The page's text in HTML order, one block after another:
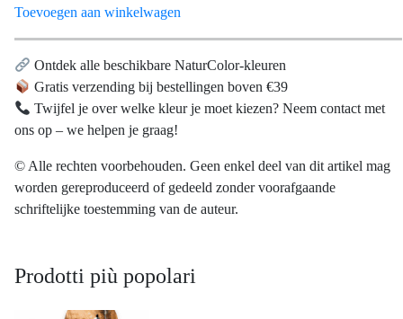
prijs
prijs
Toevoegen aan winkelwagen
Ontdek alle beschikbare NaturColor-kleuren
Gratis verzending bij bestellingen boven €39
Twijfel je over welke kleur je moet kiezen? Neem contact met
ons op – we helpen je graag!
© Alle rechten voorbehouden. Geen enkel deel van dit artikel mag
worden gereproduceerd of gedeeld zonder voorafgaande
schriftelijke toestemming van de auteur.
Prodotti più popolari